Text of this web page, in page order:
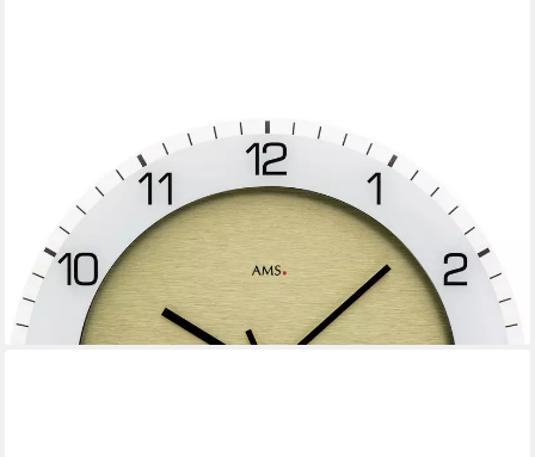
Funkwanduhr (Quarzuhr, Wanduhr, Made in Germany,
Wohnzimmer, Küche, Arbeitszimmer)
89,10 €
99,00 €
-10%
lieferbar - in 4-5 Werktagen bei dir